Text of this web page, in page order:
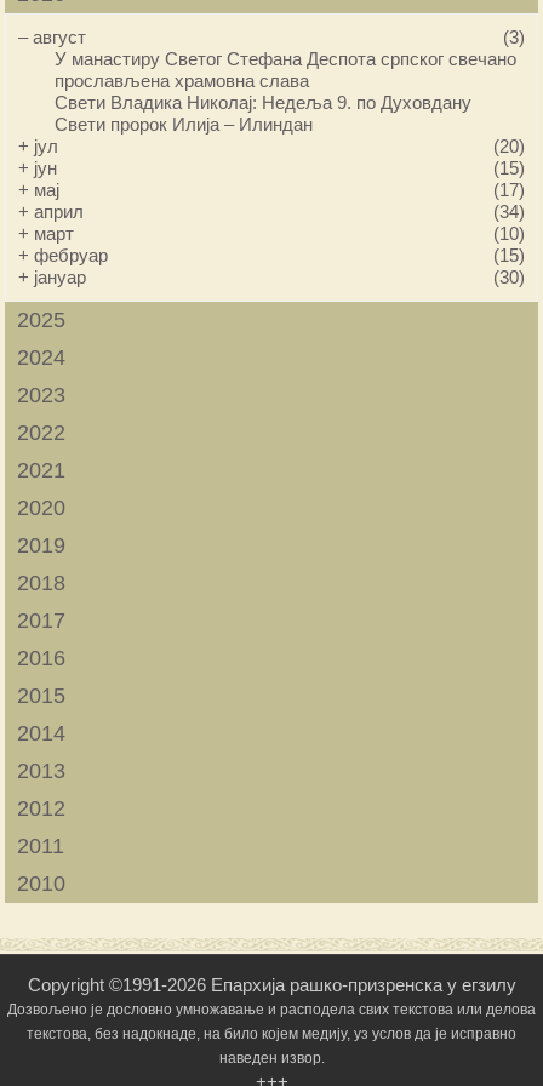
–август
(3)
У манастиру Светог Стефана Деспота српског свечано
прослављена храмовна слава
Свети Владика Николај: Недеља 9. по Духовдану
Свети пророк Илија – Илиндан
+ јул
(20)
+ јун
(15)
+ мај
(17)
+април
(34)
+ март
(10)
+фебруар
(15)
+ јануар (30)
2025
2024
2023
2022
2021
2020
2019
2018
2017
2016
2015
2014
2013
2012
2011
2010
Copyright ©1991-2026 Епархија рашко-призренска у егзилу
Дозвољено је дословно умножавање и расподела свих текстова или делова
текстова, без надокнаде, на било којем медију, уз услов да је исправно
наведен извор.
+++